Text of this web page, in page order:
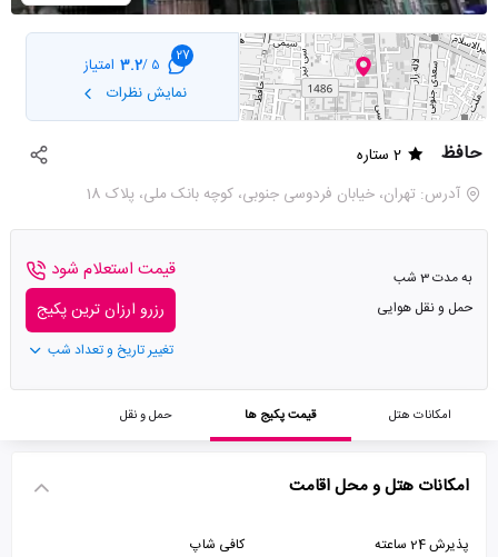
27
5 /
3.2 امتیاز
نمایش نظرات
حافظ
2 ستاره
آدرس: تهران، خیابان فردوسی جنوبی، کوچه بانک ملی، پلاک 18
به مدت 3 شب
حمل و نقل هوایی
قیمت استعلام شود
رزرو ارزان ترین پکیج
تغییر تاریخ و تعداد شب
امکانات هتل قیمت پکیج ها حمل و نقل
امکانات هتل و محل اقامت
پذیرش 24 ساعته کافی شاپ